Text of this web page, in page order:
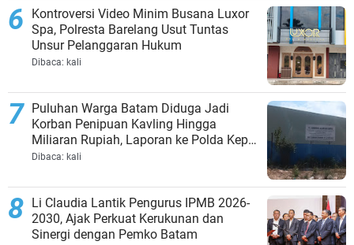
Kontroversi Video Minim Busana Luxor
Spa, Polresta Barelang Usut Tuntas
Unsur Pelanggaran Hukum
Dibaca: kali
Puluhan Warga Batam Diduga Jadi
Korban Penipuan Kavling Hingga
Miliaran Rupiah, Laporan ke Polda Kepri
Jalan di Tempat?
Dibaca: kali
Li Claudia Lantik Pengurus IPMB 2026-
2030, Ajak Perkuat Kerukunan dan
Sinergi dengan Pemko Batam